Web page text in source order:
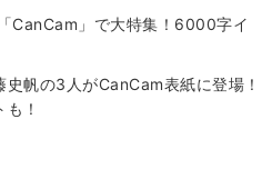
CanCam」で大特集！6000字イ
帆の3人がCanCam表紙に登場！
！